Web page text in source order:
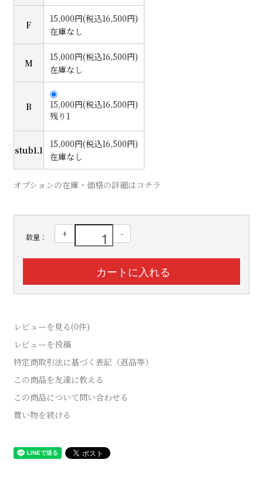
F
15,000円(税込16,500円)
在庫なし
M
15,000円(税込16,500円)
在庫なし
B
15,000円(税込16,500円)
残り1
stub1.1
15,000円(税込16,500円)
在庫なし
オプションの在庫・価格の詳細はコチラ
数量： + -
レビューを見る(0件)
レビューを投稿
特定商取引法に基づく表記（返品等）
この商品を友達に教える
この商品について問い合わせる
買い物を続ける